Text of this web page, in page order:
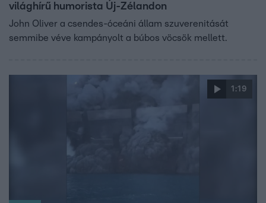
világhírű humorista Új-Zélandon
John Oliver a csendes-óceáni állam szuverenitását
semmibe véve kampányolt a búbos vöcsök mellett.
1:19